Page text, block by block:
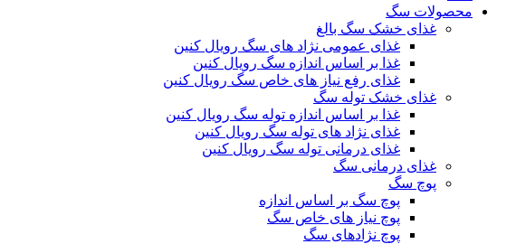
محصولات سگ
غذای خشک سگ بالغ
غذای عمومی نژاد های سگ رویال کنین
غذا بر اساس اندازه سگ رویال کنین
غذای رفع نیاز های خاص سگ رویال کنین
غذای خشک توله سگ
غذا بر اساس اندازه توله سگ رویال کنین
غذای نژاد های توله سگ رویال کنین
غذای درمانی توله سگ رویال کنین
غذای درمانی سگ
پوچ سگ
پوچ سگ بر اساس اندازه
پوچ نیاز های خاص سگ
پوچ نژادهای سگ